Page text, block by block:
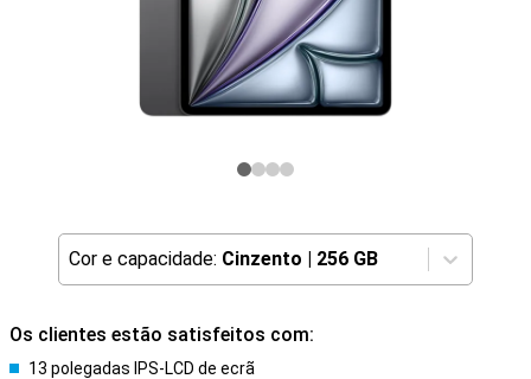
Cor e capacidade: Cinzento | 256 GB
Os clientes estão satisfeitos com:
13 polegadas IPS-LCD de ecrã